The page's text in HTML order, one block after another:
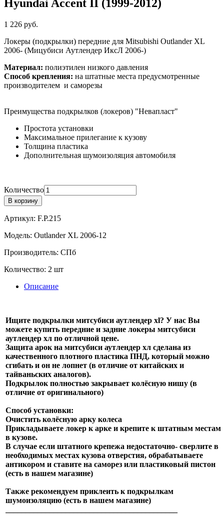
Hyundai Accent II (1999-2012)
1 226 руб.
Локеры (подкрылки) передние для Mitsubishi Outlander XL
2006- (Мицубиси Аутлендер ИксЛ 2006-)
Материал: полиэтилен низкого давления
Способ крепления: на штатные места предусмотренные
производителем и саморезы
Преимущества подкрылков (локеров) "Невапласт"
Простота установки
Максимальное прилегание к кузову
Толщина пластика
Дополнительная шумоизоляция автомобиля
Количество
В корзину
Артикул: F.P.215
Модель: Outlander XL 2006-12
Производитель: СПб
Количество: 2 шт
Описание
Ищите подкрылки митсубиси аутлендер xl? У нас Вы
можете купить передние и задние локеры митсубиси
аутлендер хл по отличной цене.
Защита арок на митсубиси аутлендер хл сделана из
качественного плотного пластика ПНД, который можно
сгибать и он не лопнет (в отличие от китайских и
тайваньских аналогов).
Подкрылок полностью закрывает колёсную нишу (в
отличие от оригинального)
Способ установки:
Очистить колёсную арку колеса
Прикладываете локер к арке и крепите к штатным местам
в кузове.
В случае если штатного крепежа недостаточно- сверлите в
необходимых местах кузова отверстия, обрабатываете
антикором и ставите на саморез или пластиковый пистон
(есть в нашем магазине)
Также рекомендуем приклеить к подкрылкам
шумоизоляцию (есть в нашем магазине)